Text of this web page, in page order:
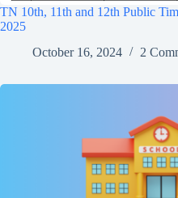
TN 10th, 11th and 12th Public
2025
October 16, 2024
2